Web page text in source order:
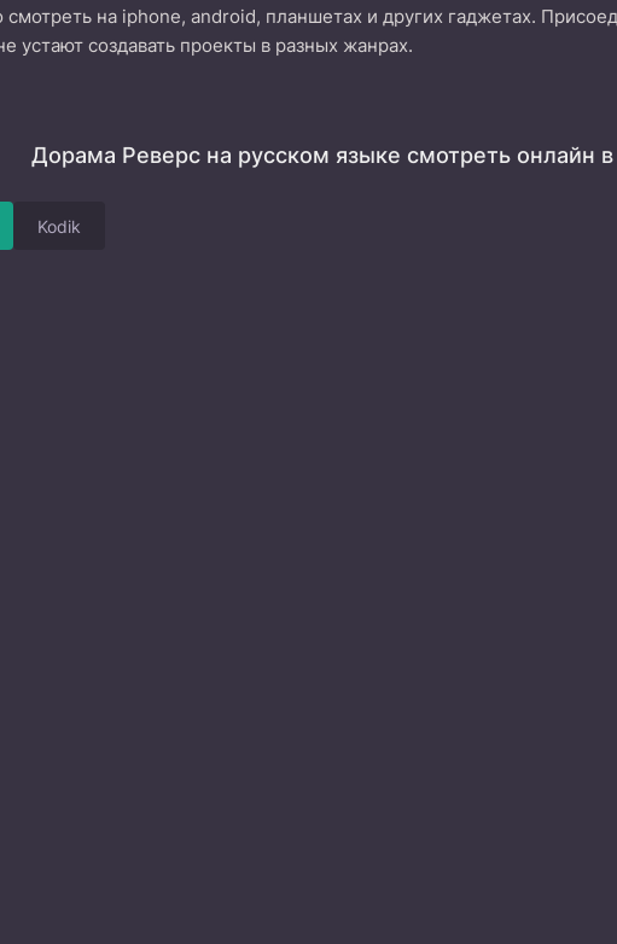
на iphone, android, планшетах и других гаджетах.
устают создавать проекты в разных жанрах.
Дорама Реверс на русском языке смотреть онлайн
Kodik